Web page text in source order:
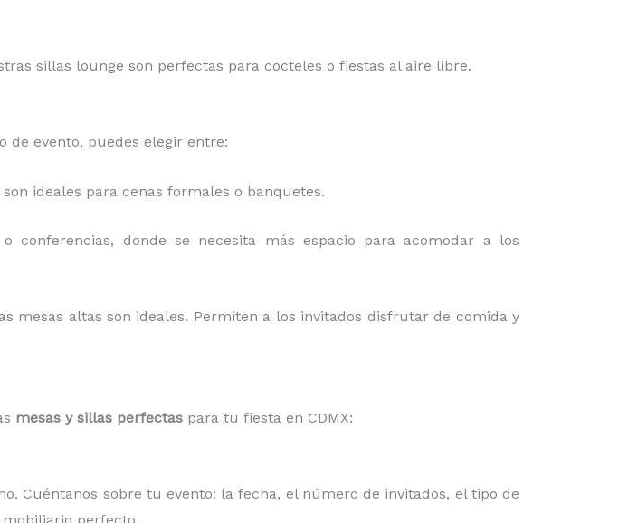
sillas lounge son perfectas para cocteles o fiestas al aire libre.
de evento, puedes elegir entre:
ideales para cenas formales o banquetes.
conferencias, donde se necesita más espacio para acomodar a los
mesas altas son ideales. Permiten a los invitados disfrutar de comida y
mesas y sillas perfectas para tu fiesta en CDMX:
Cuéntanos sobre tu evento: la fecha, el número de invitados, el tipo de